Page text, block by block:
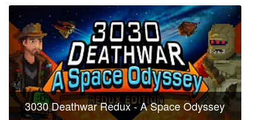
3030 Deathwar Redux - A Space Odyssey